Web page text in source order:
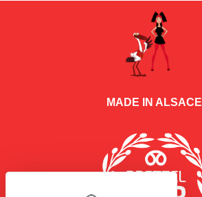
MADE IN ALSACE